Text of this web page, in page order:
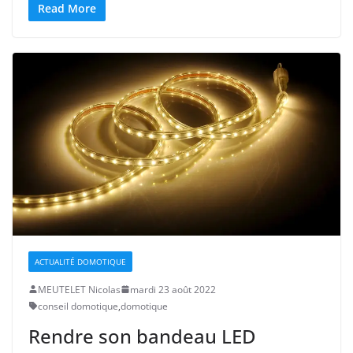
Read More
ACTUALITÉ DOMOTIQUE
MEUTELET Nicolas
mardi 23 août 2022
conseil domotique,domotique
Rendre son bandeau LED